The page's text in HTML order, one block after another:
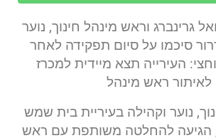
גרינברג וראש מינהל חינוך, נוער
סיכמו על סיום תפקידה לאחר
העירייה תצא מיידית למכרז
לאיתור ראש מינהל
נוער וקהילה בעיריית בית שמש
הגיעה להחלטה משותפת עם ראש